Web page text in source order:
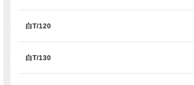
白T/120
白T/130